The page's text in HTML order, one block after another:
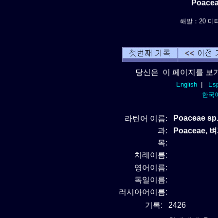
해발：20 미
당신은 이 페이지를 보
English|
한국
라틴어 이름:
Poaceae
과:
Poaceae,
목:
치레이름:
영어이름:
독일이름:
러시아어이름:
기록:
2426